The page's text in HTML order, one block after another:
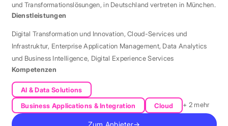
und Transformationslösungen, in Deutschland vertreten in München.
Dienstleistungen
Digital Transformation und Innovation,Cloud-Services und
Infrastruktur, Enterprise Application Management, Data Analytics
und Business Intelligence, Digital Experience Services
Kompetenzen
AI & Data Solutions
Business Applications & Integration
Cloud + 2 mehr
Zum Anbieter→